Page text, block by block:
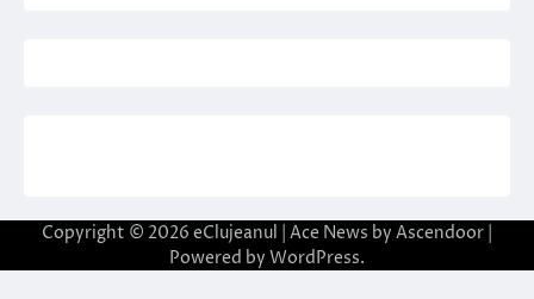
Copyright © 2026 eClujeanul | Ace News by Ascendoor
Powered by WordPress.